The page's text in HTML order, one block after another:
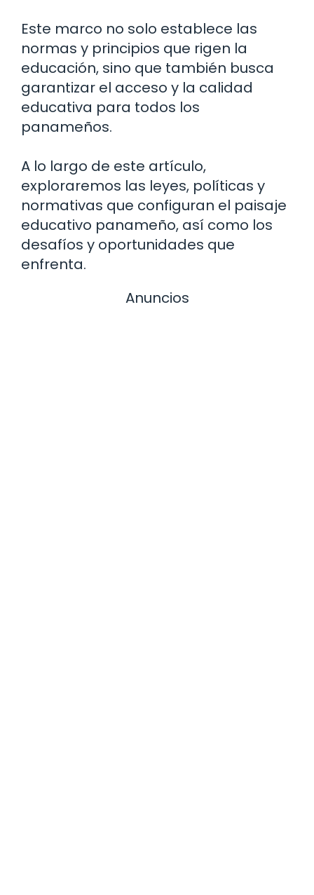
Este marco no solo establece las
normas y principios que rigen la
educación, sino que también busca
garantizar el acceso y la calidad
educativa para todos los
panameños.
A lo largo de este artículo,
exploraremos las leyes, políticas y
normativas que configuran el paisaje
educativo panameño, así como los
desafíos y oportunidades que
enfrenta.
Anuncios